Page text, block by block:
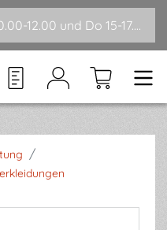
Telefonzeiten Mo,Di,Mi 10.00-12.00 und Do 15-17.00
/